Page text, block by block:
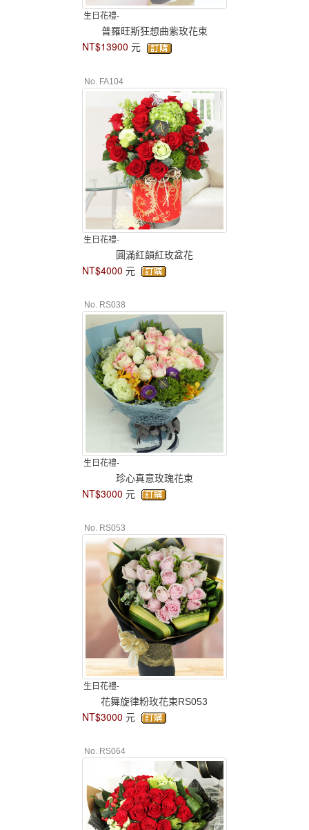
生日花禮-
普羅旺斯狂想曲紫玫花束
NT$13900 元
No. FA104
生日花禮-
圓滿紅韻紅玫盆花
NT$4000 元
No. RS038
生日花禮-
珍心真意玫瑰花束
NT$3000 元
No. RS053
生日花禮-
花舞旋律粉玫花束RS053
NT$3000 元
No. RS064